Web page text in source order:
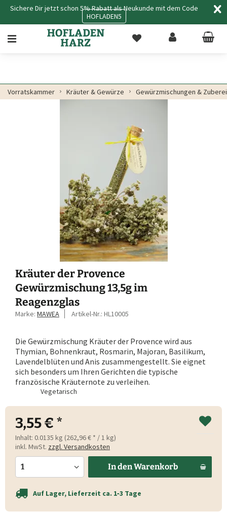
Sichere Dir jetzt schon 5% Rabatt als Neukunde mit dem Code
HOFLADEN5
Vorratskammer Kräuter & Gewürze Gewürzmischungen &
Kräuter der Provence
Gewürzmischung 13,5g im
Reagenzglas
Marke: MAWEA Artikel-Nr.: HL10005
Die Gewürzmischung Kräuter der Provence wird aus
Thymian, Bohnenkraut, Rosmarin, Majoran, Basilikum,
Lavendelblüten und Anis zusammengestellt. Sie eignet
sich besonders um Ihren Gerichten die typische
französische Kräuternote zu verleihen.
Vegetarisch
3,55 € *
Inhalt: 0.0135 kg (262,96 € * / 1 kg)
inkl. MwSt. zzgl. Versandkosten
In denWarenkorb
Auf Lager, Lieferzeit ca. 1‑3 Tage